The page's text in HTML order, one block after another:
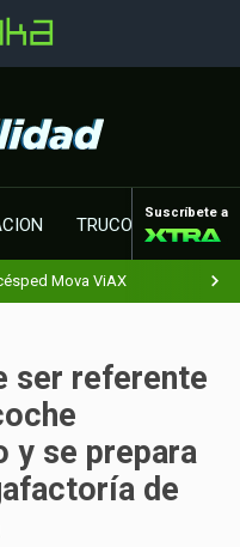
TRUCOS MOTOR
Suscríbete a
Mova ViAX
ser referente
se prepara
de